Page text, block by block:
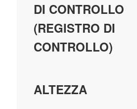
DI CONTROLLO
(REGISTRO DI
CONTROLLO)
ALTEZZA